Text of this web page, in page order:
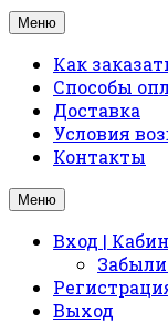
Меню
Как
Способы
Доставка
Условия
Контакты
Меню
Вход |
Выход